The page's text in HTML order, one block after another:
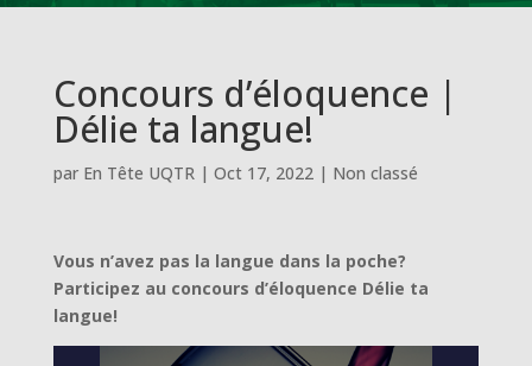
Concours d’éloquence |
Délie ta langue!
par En Tête UQTR| Oct 17, 2022| Non classé
Vous n’avez pas la langue dans la poche?
Participez au concours d’éloquence Délie ta
langue!